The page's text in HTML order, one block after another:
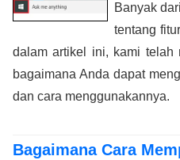
Banyak
tentang
dalam artikel ini, kami telah
bagaimana Anda dapat
dan cara menggunakannya.
Bagaimana Cara